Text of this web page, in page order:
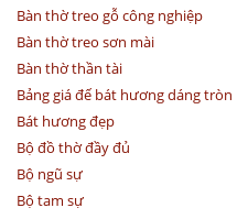
Bàn thờ treo gỗ công nghiệp
Bàn thờ treo sơn mài
Bàn thờ thần tài
Bảng giá đế bát hương dáng tròn
Bát hương đẹp
Bộ đồ thờ đầy đủ
Bộ ngũ sự
Bộ tam sự